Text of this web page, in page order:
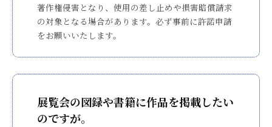
著作権侵害となり、使用の差し止めや損害賠償請求
の対象となる場合があります。必ず事前に許諾申請
をお願いいたします。
展覧会の図録や書籍に作品を掲載したい
のですが。